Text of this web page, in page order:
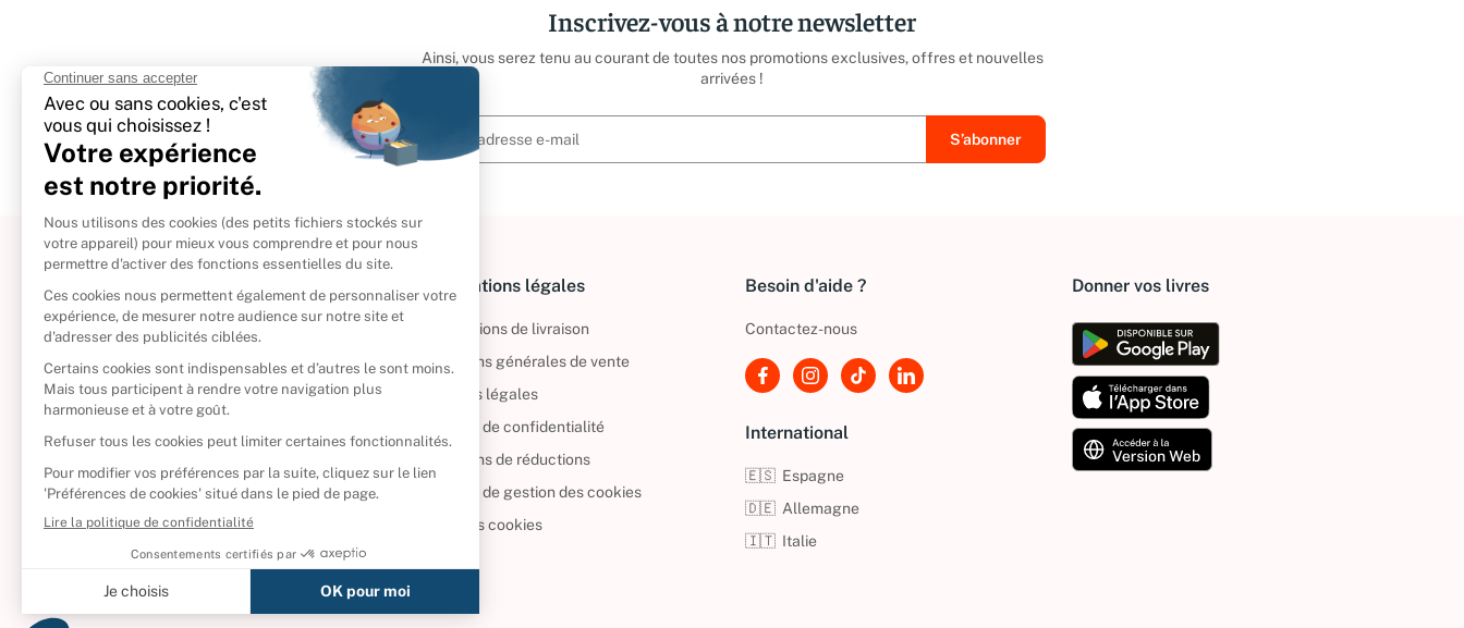
Inscrivez-vous à notre newsletter
Ainsi, vous serez tenu au courant de toutes nos promotions exclusives, offres et nouvelles
arrivées !
À propos
Politique de retour
Reprendre vos livres
Qui sommes-nous ?
CD d'occasion
DVD d'occasion
Livres d’occasion
Informations légales
Informations de livraison
Conditions générales de vente
Mentions légales
Politique de confidentialité
Conditions de réductions
Politique de gestion des cookies
Gérer vos cookies
Besoin d'aide ?
Contactez-nous
International
🇪🇸 Espagne
🇩🇪 Allemagne
🇮🇹 Italie
Donner vos livres